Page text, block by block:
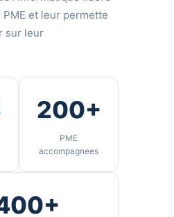
et leur permette
sur leur
200+
PME
accompagnees